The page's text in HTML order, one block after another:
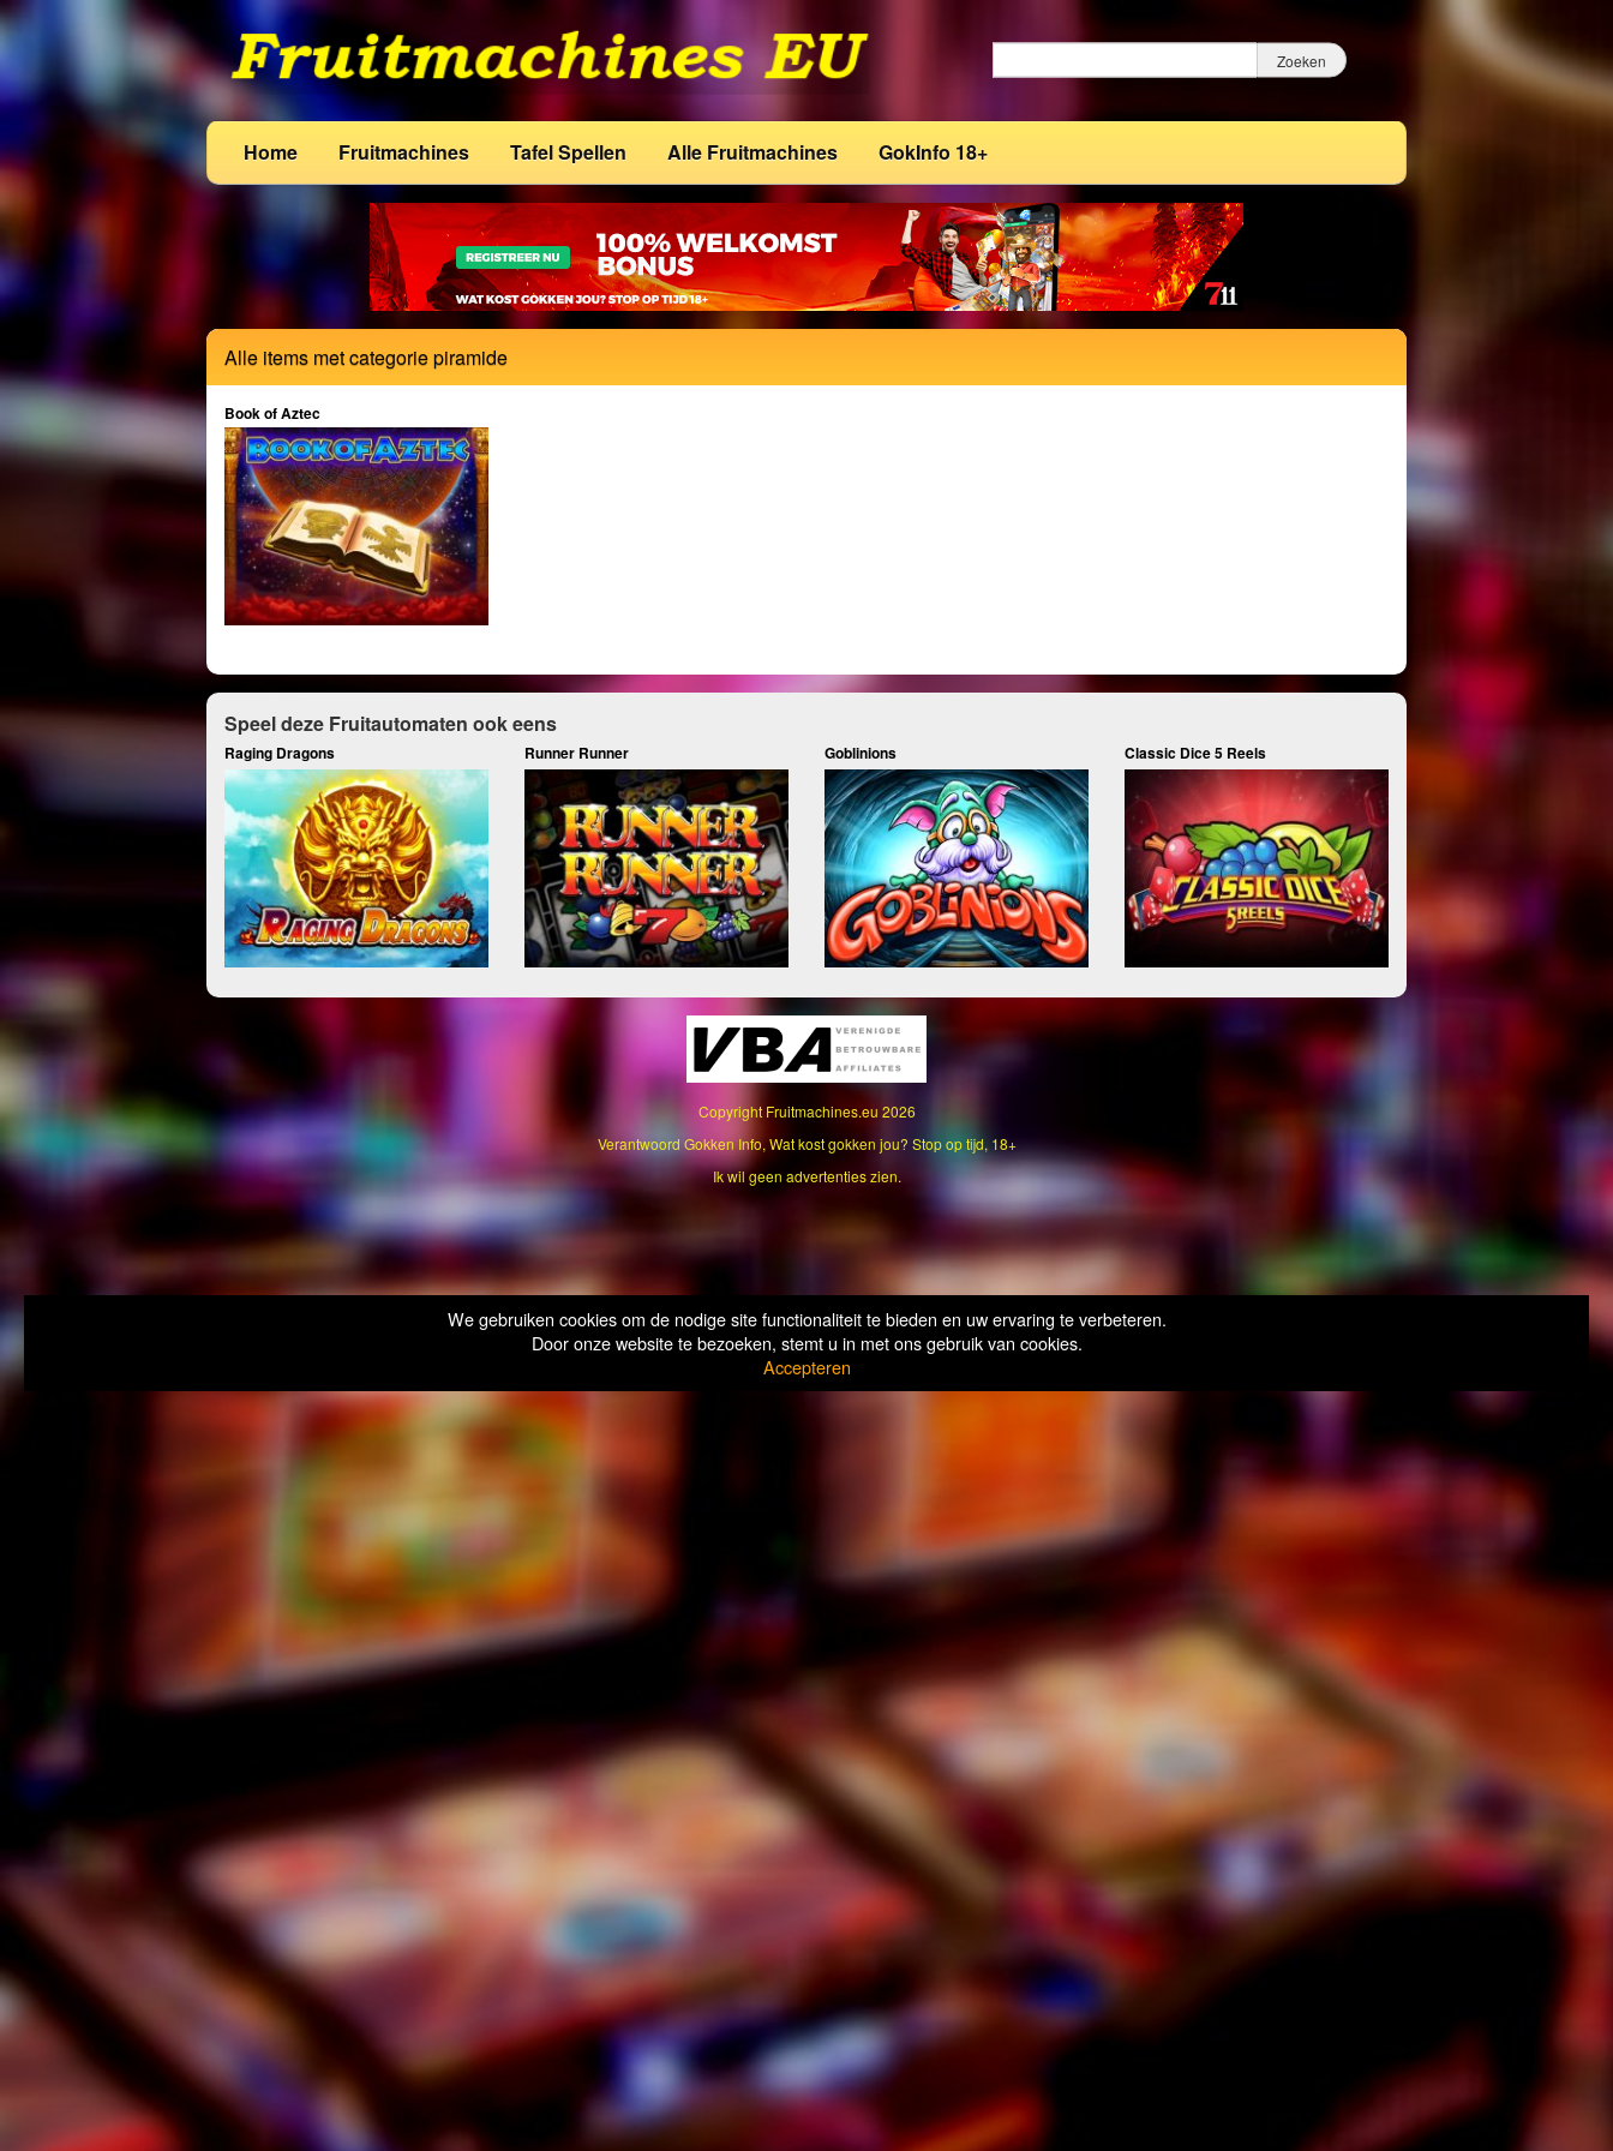
We gebruiken cookies om de nodige site functionaliteit te bieden en uw ervaring te verbeteren.
Door onze website te bezoeken, stemt u in met ons gebruik van cookies.
Accepteren
Home Fruitmachines Tafel Spellen Alle Fruitmachines GokInfo 18+
Alle items met categorie piramide
Book of Aztec
Speel deze Fruitautomaten ook eens
Raging Dragons Runner Runner Goblinions Classic Dice 5 Reels
Copyright Fruitmachines.eu 2026
Verantwoord Gokken Info, Wat kost gokken jou? Stop op tijd, 18+
Ik wil geen advertenties zien.